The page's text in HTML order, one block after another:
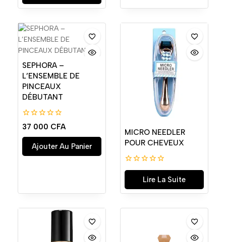
SEPHORA –
L’ENSEMBLE DE
PINCEAUX
DÉBUTANT
0
de
5
37 000 CFA
Ajouter Au Panier
MICRO NEEDLER
POUR CHEVEUX
0
Lire La Suite